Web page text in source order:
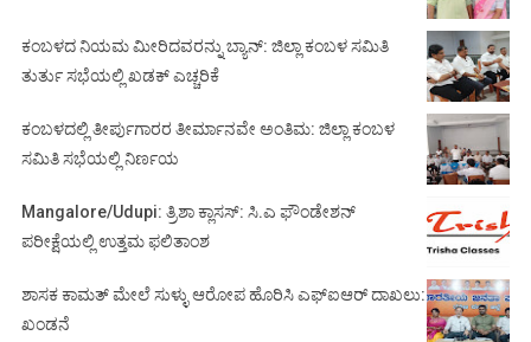
ಕಂಬಳದ ನಿಯಮ ಮೀರಿದವರನ್ನು ಬ್ಯಾನ್: ಜಿಲ್ಲಾ ಕಂಬಳ ಸಮಿತಿ
ತುರ್ತು ಸಭೆಯಲ್ಲಿ ಖಡಕ್ ಎಚ್ಚರಿಕೆ
ಕಂಬಳದಲ್ಲಿ ತೀರ್ಪುಗಾರರ ತೀರ್ಮಾನವೇ ಅಂತಿಮ: ಜಿಲ್ಲಾ ಕಂಬಳ
ಸಮಿತಿ ಸಭೆಯಲ್ಲಿ ನಿರ್ಣಯ
Mangalore/Udupi: ತ್ರಿಶಾ ಕ್ಲಾಸಸ್: ಸಿ.ಎ ಫೌಂಡೇಶನ್
ಪರೀಕ್ಷೆಯಲ್ಲಿ ಉತ್ತಮ ಫಲಿತಾಂಶ
ಶಾಸಕ ಕಾಮತ್ ಮೇಲೆ ಸುಳ್ಳು ಆರೋಪ ಹೊರಿಸಿ ಎಫ್‌ಐಆರ್ ದಾಖಲು:
ಖಂಡನೆ